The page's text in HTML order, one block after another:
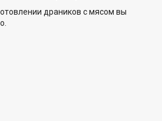
драников с мясом вы